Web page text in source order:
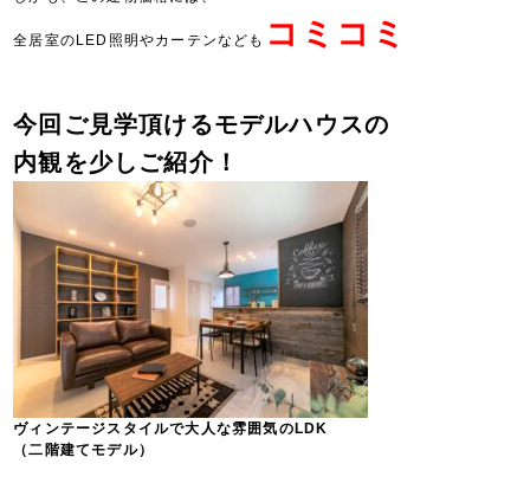
全居室のLED照明やカーテンなども コミコミ
今回ご見学頂けるモデルハウスの
内観を少しご紹介！
ヴィンテージスタイルで大人な雰囲気のLDK
（二階建てモデル）